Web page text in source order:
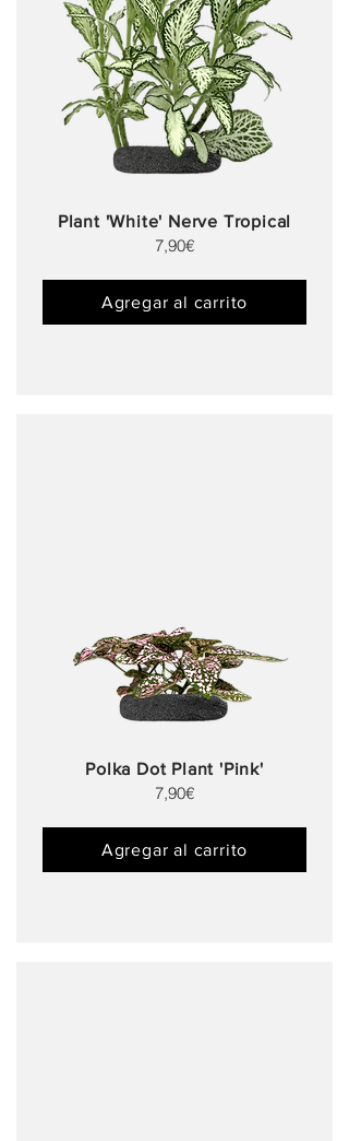
Plant 'White' Nerve Tropical
7,90€
Agregar al carrito
Polka Dot Plant 'Pink'
7,90€
Agregar al carrito